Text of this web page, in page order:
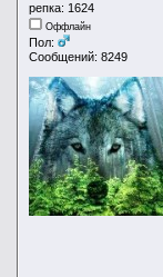
репка: 1624
Оффлайн
Пол:
Сообщений: 8249